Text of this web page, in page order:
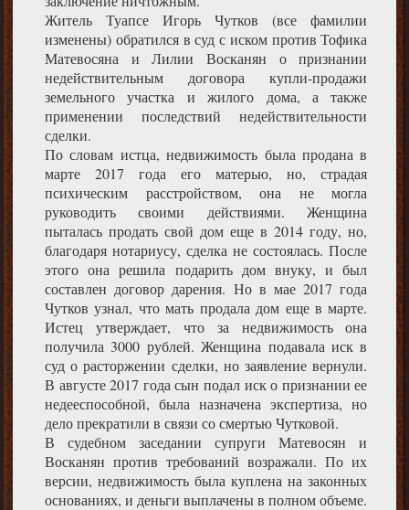
Житель Туапсе Игорь Чутков (все фамилии
изменены) обратился в суд с иском против Тофика
Матевосяна и Лилии Восканян о признании
недействительным договора купли-продажи
земельного участка и жилого дома, а также
применении последствий недействительности
сделки.
По словам истца, недвижимость была продана в
марте 2017 года его матерью, но, страдая
психическим расстройством, она не могла
руководить своими действиями. Женщина
пыталась продать свой дом еще в 2014 году, но,
благодаря нотариусу, сделка не состоялась. После
этого она решила подарить дом внуку, и был
составлен договор дарения. Но в мае 2017 года
Чутков узнал, что мать продала дом еще в марте.
Истец утверждает, что за недвижимость она
получила 3000 рублей. Женщина подавала иск в
суд о расторжении сделки, но заявление вернули.
В августе 2017 года сын подал иск о признании ее
недееспособной, была назначена экспертиза, но
дело прекратили в связи со смертью Чутковой.
В судебном заседании супруги Матевосян и
Восканян против требований возражали. По их
версии, недвижимость была куплена на законных
основаниях, и деньги выплачены в полном объеме.